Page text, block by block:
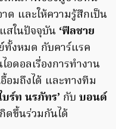
และให้ความรู้สึกเป็น
สในปัจจุบัน ‘ฟีลชาย
ทั้งหมด กับคาร์แรค
อดอลเรื่องการทำงาน
อมถึงได้ และทางทีม
บร์ท นรภัทร’ กับ บอนด์
ดขึ้นร่วมกันได้